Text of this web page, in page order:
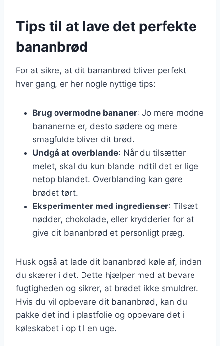
Tips til at lave det perfekte
bananbrød
For at sikre, at dit bananbrød bliver perfekt
hver gang, er her nogle nyttige tips:
Brug overmodne bananer: Jo mere modne
bananerne er, desto sødere og mere
smagfulde bliver dit brød.
Undgå at overblande: Når du tilsætter
melet, skal du kun blande indtil det er lige
netop blandet. Overblanding kan gøre
brødet tørt.
Eksperimenter med ingredienser: Tilsæt
nødder, chokolade, eller krydderier for at
give dit bananbrød et personligt præg.
Husk også at lade dit bananbrød køle af, inden
du skærer i det. Dette hjælper med at bevare
fugtigheden og sikrer, at brødet ikke smuldrer.
Hvis du vil opbevare dit bananbrød, kan du
pakke det ind i plastfolie og opbevare det i
køleskabet i op til en uge.